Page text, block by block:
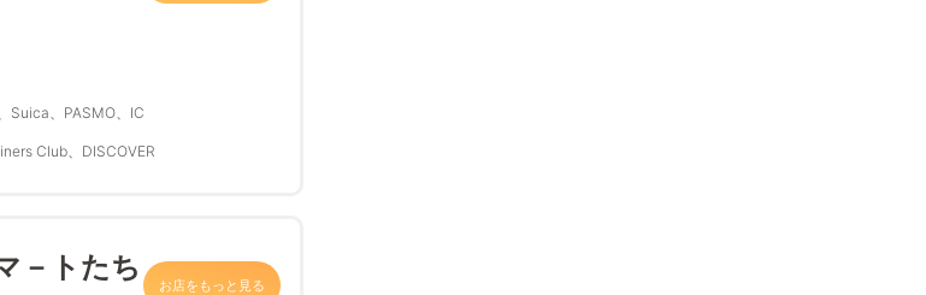
Suica、PASMO、IC
Club、DISCOVER
－トたち
お店をもっと見る